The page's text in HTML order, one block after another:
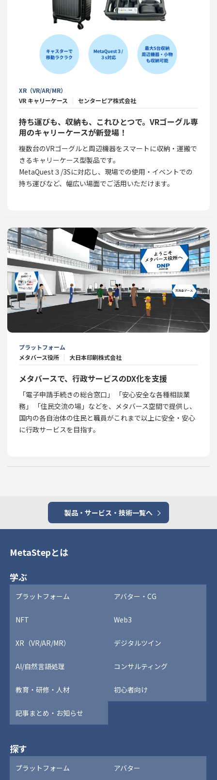
XR（VR/AR/MR）
VR キャリーケース
センターピア株式会社
持ち運びも、収納も、これひとつで。VRゴーグル専
用のキャリーケースが新登場！
複数台のVRゴーグルと周辺機器をスマートに収納・運搬で
きるキャリーケース型製品です。
MetaQuest３/3Sに対応し、現場での使用・イベントでの
持ち運びなど、幅広い場面でご活用いただけます。
プラットフォーム
メタバース役所
大日本印刷株式会社
メタバースで、行政サービスのDX化を支援
「電子申請手続きの総合窓口」 「安心安全な各種相談業
務」 「住民交流の場」などを、メタバース空間で提供し、
国内の各自治体の住民と職員がこれまで以上に安全・安心
に行政サービスを目指す。
製品・サービス・技術一覧へ
MetaStepとは
学ぶ
プラットフォーム アバター・CG
NFT Web3
XR（VR/AR/MR） デジタルツイン
AI/自然言語処理 コンサルティング
教育・研修・人材 初心者向け
記事まとめ・お知らせ
探す
プラットフォーム アバター